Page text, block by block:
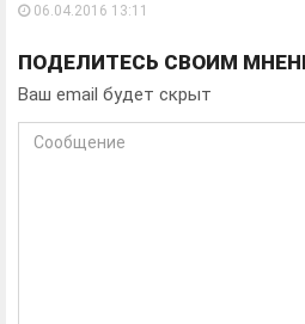
06.04.2016 13:11
ПОДЕЛИТЕСЬ СВОИМ
Ваш email будет скрыт